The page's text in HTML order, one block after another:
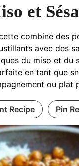
et
combine des
avec des
du miso et du
en tant que
ou plat
Recipe Pin